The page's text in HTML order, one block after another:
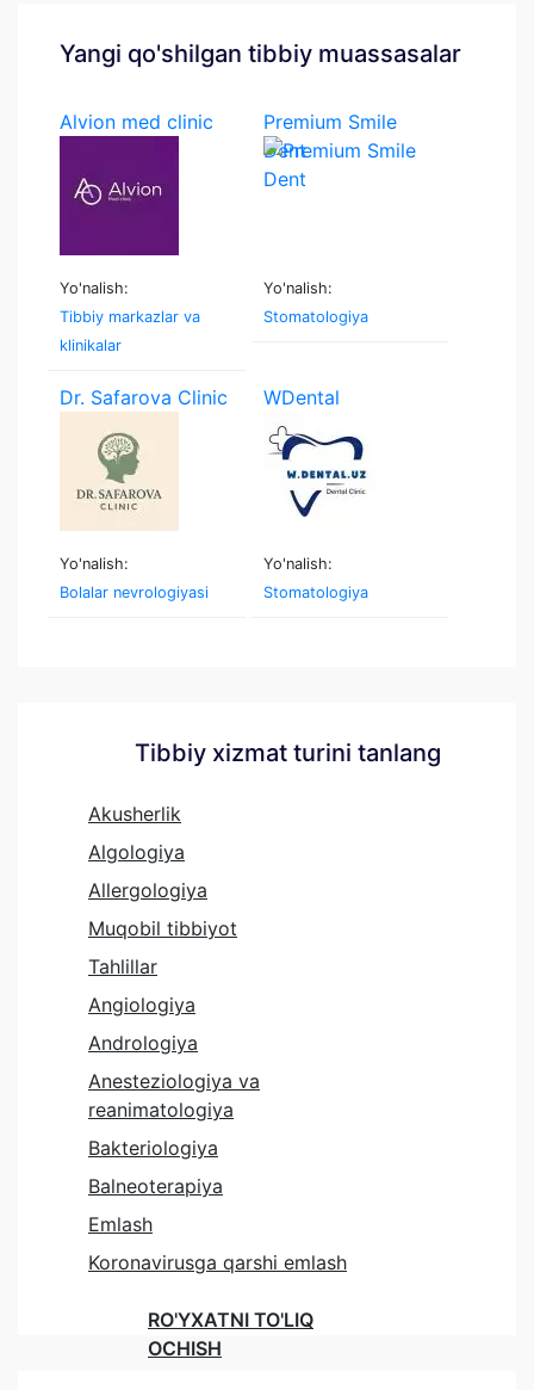
Yangi qo'shilgan tibbiy muassasalar
Alvion med clinic
Yo'nalish:
Tibbiy markazlar va
klinikalar
Premium Smile
Dent
Yo'nalish:
Stomatologiya
Dr. Safarova Clinic
Yo'nalish:
Bolalar nevrologiyasi
WDental
Yo'nalish:
Stomatologiya
Tibbiy xizmat turini tanlang
Akusherlik
Algologiya
Allergologiya
Muqobil tibbiyot
Tahlillar
Angiologiya
Andrologiya
Anesteziologiya va
reanimatologiya
Bakteriologiya
Balneoterapiya
Emlash
Koronavirusga qarshi emlash
RO'YXATNI TO'LIQ
OCHISH